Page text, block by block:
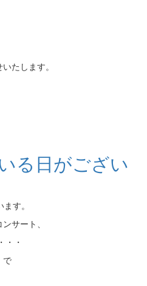
たします。
る日がござい
す。
サート、
・・
で